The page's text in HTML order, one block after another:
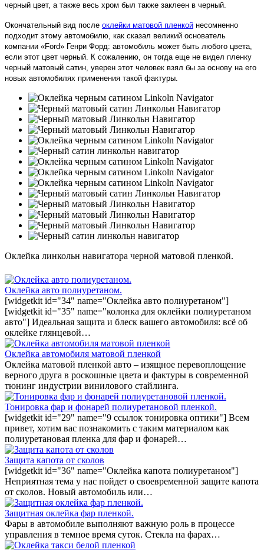
черный цвет, а также весь хром был также заклеен в черный.
Окончательный вид после оклейки матовой пленкой несомненно
подходит этому автомобилю, как сказал великий основатель
компании «Ford» Генри Форд: автомобиль может быть любого цвета,
если этот цвет черный. К сожалению, он тогда еще не видел пленку
черный матовый сатин, уверен этот человек взял бы за основу на его
новых автомобилях применения такой фактуры.
Оклейка линкольн навигатора черной матовой пленкой.
Оклейка авто полиуретаном.
[widgetkit id="34" name="Оклейка авто полиуретаном"]
[widgetkit id="35" name="колонка для оклейки полиуретаном
авто"] Идеальная защита и блеск вашего автомобиля: всё об
оклейке глянцевой…
Оклейка автомобиля матовой пленкой
Оклейка матовой пленкой авто – изящное перевоплощение
верного друга в роскошные цвета и фактуры в современной
тюнинг индустрии винилового стайлинга.
Тонировка фар и фонарей полиуретановой пленкой.
[widgetkit id="29" name="9 ссылок тонировка оптики"] Всем
привет, хотим вас познакомить с таким материалом как
полиуретановая пленка для фар и фонарей…
Защита капота от сколов
[widgetkit id="36" name="Оклейка капота полиуретаном"]
Неприятная тема у нас пойдет о своевременной защите капота
от сколов. Новый автомобиль или…
Защитная оклейка фар пленкой.
Фары в автомобиле выполняют важную роль в процессе
управления в темное время суток. Стекла на фарах…